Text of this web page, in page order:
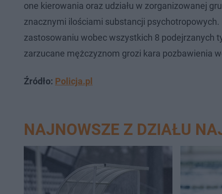
one kierowania oraz udziału w zorganizowanej
znacznymi ilościami substancji
zastosowaniu wobec wszystkich 8 podejrzanych
zarzucane mężczyznom grozi kara pozbawienia
Źródło: Policja.pl
NAJNOWSZE Z DZIAŁU